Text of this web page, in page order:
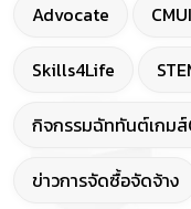
Advocate
Skills4Life
กิจกรรมฉัททันต์เกมส์
ข่าวการจัดซื้อจัดจ้าง